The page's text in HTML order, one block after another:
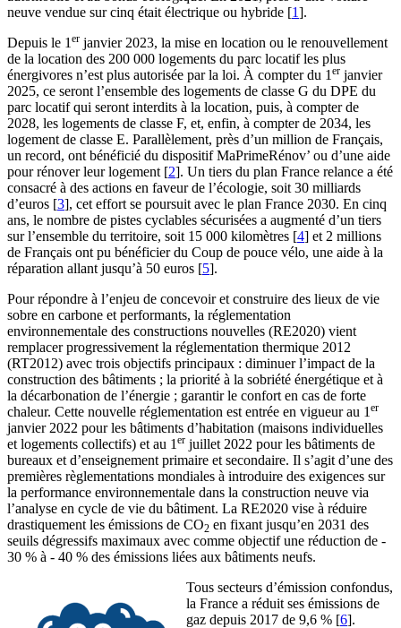
neuve vendue sur cinq était électrique ou hybride [1].
Depuis le 1 er janvier 2023, la mise en location ou le renouvellement
de la location des 200 000 logements du parc locatif les plus
énergivores n’est plus autorisée par la loi. À compter du 1 er janvier
2025, ce seront l’ensemble des logements de classe G du DPE du
parc locatif qui seront interdits à la location, puis, à compter de
2028, les logements de classe F, et, enfin, à compter de 2034, les
logement de classe E. Parallèlement, près d’un million de Français,
un record, ont bénéficié du dispositif MaPrimeRénov’ ou d’une aide
pour rénover leur logement [2]. Un tiers du plan France relance a été
consacré à des actions en faveur de l’écologie, soit 30 milliards
d’euros [3], cet effort se poursuit avec le plan France 2030. En cinq
ans, le nombre de pistes cyclables sécurisées a augmenté d’un tiers
sur l’ensemble du territoire, soit 15 000 kilomètres [4] et 2 millions
de Français ont pu bénéficier du Coup de pouce vélo, une aide à la
réparation allant jusqu’à 50 euros [5].
Pour répondre à l’enjeu de concevoir et construire des lieux de vie
sobre en carbone et performants, la réglementation
environnementale des constructions nouvelles (RE2020) vient
remplacer progressivement la réglementation thermique 2012
(RT2012) avec trois objectifs principaux : diminuer l’impact de la
construction des bâtiments ; la priorité à la sobriété énergétique et à
la décarbonation de l’énergie ; garantir le confort en cas de forte
chaleur. Cette nouvelle réglementation est entrée en vigueur au 1 er
janvier 2022 pour les bâtiments d’habitation (maisons individuelles
et logements collectifs) et au 1 er juillet 2022 pour les bâtiments de
bureaux et d’enseignement primaire et secondaire. Il s’agit d’une des
premières règlementations mondiales à introduire des exigences sur
la performance environnementale dans la construction neuve via
l’analyse en cycle de vie du bâtiment. La RE2020 vise à réduire
drastiquement les émissions de CO2 en fixant jusqu’en 2031 des
seuils dégressifs maximaux avec comme objectif une réduction de -
30 % à - 40 % des émissions liées aux bâtiments neufs.
Tous secteurs d’émission confondus,
la France a réduit ses émissions de
gaz depuis 2017 de 9,6 % [6].